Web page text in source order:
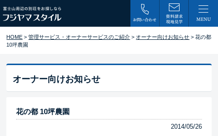
HOME >管理サービス・オーナーサービスのご紹介 > オーナー向けお知らせ > 花の都
10坪農園
オーナー向けお知らせ
花の都 10坪農園
2014/05/26